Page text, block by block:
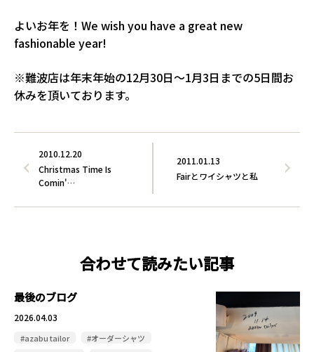
よいお年を！We wish you have a great new
fashionable year!
※難波店は年末年始の12月30日～1月3日までの5日間お
休みを頂いております。
2011.01.13
Fairとワイシャツと私
2010.12.20
Christmas Time Is
Comin'…
合わせて読みたい記事
最後のブログ
2026.04.03
#azabu tailor
#オーダーシャツ